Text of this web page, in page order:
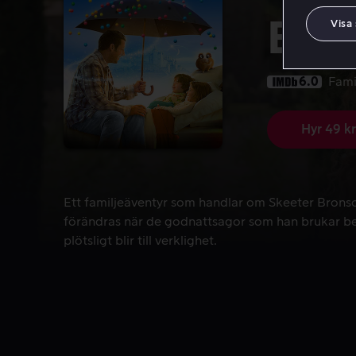
6.0
Hyr 49 kr
Ett familjeäventyr som handlar om Skeeter
Ett familjeäventyr som handlar om Skeeter
förändras när de godnattsagor som han brukar
plötsligt blir till verklighet.
Visa